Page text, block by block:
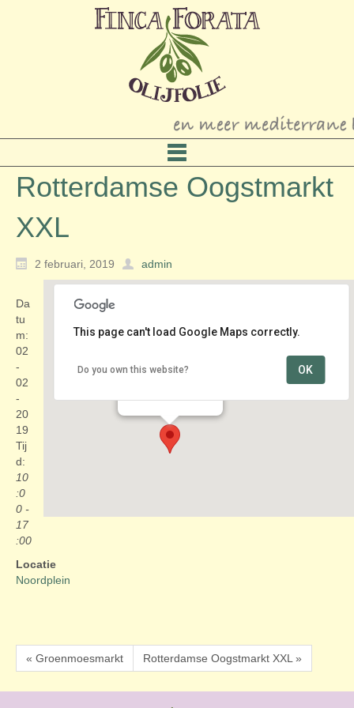
Rotterdamse Oogstmarkt
XXL
2 februari, 2019 admin
Noordplein
This page can't load Google Maps correctly.
Do you own this website? OK
Da
tu
m:
02
-
02
-
20
19
Tij
d:
10
:0
0 -
17
:00
Locatie
Noordplein
« Groenmoesmarkt Rotterdamse Oogstmarkt XXL »